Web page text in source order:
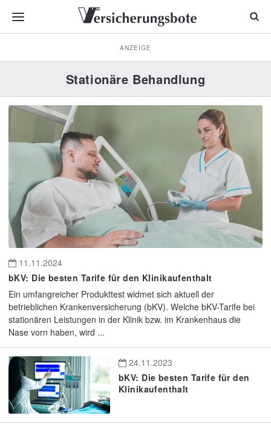
ANZEIGE
Stationäre Behandlung
11.11.2024
bKV: Die besten Tarife für den Klinikaufenthalt
Ein umfangreicher Produkttest widmet sich aktuell der
betrieblichen Krankenversicherung (bKV). Welche bKV-Tarife bei
stationären Leistungen in der Klinik bzw. im Krankenhaus die
Nase vorn haben, wird ...
24.11.2023
bKV: Die besten Tarife für den
Klinikaufenthalt